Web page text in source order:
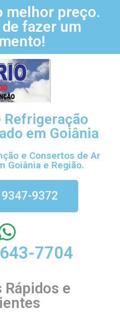
melhor preço.
fazer um
Refrigeração
em Goiânia
e Consertos de Ar
Goiânia e Região.
9372
7704
e